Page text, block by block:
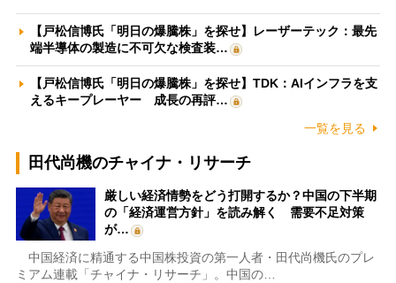
【戸松信博氏「明日の爆騰株」を探せ】レーザーテック：最先
端半導体の製造に不可欠な検査装…
【戸松信博氏「明日の爆騰株」を探せ】TDK：AIインフラを支
えるキープレーヤー 成長の再評…
一覧を見る
田代尚機のチャイナ・リサーチ
厳しい経済情勢をどう打開するか？中国の下半期
の「経済運営方針」を読み解く 需要不足対策
が…
中国経済に精通する中国株投資の第一人者・田代尚機氏のプレ
ミアム連載「チャイナ・リサーチ」。中国の…